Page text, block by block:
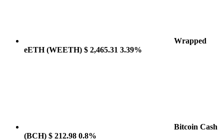
Wrapped
eETH(WEETH) $ 2,465.31 3.39%
Bitcoin Cash
(BCH) $ 212.98 0.8%